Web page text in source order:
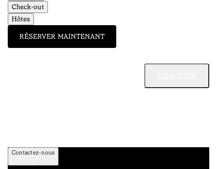
Check-out
Hôtes
RÉSERVER MAINTENANT
Contactez-nous